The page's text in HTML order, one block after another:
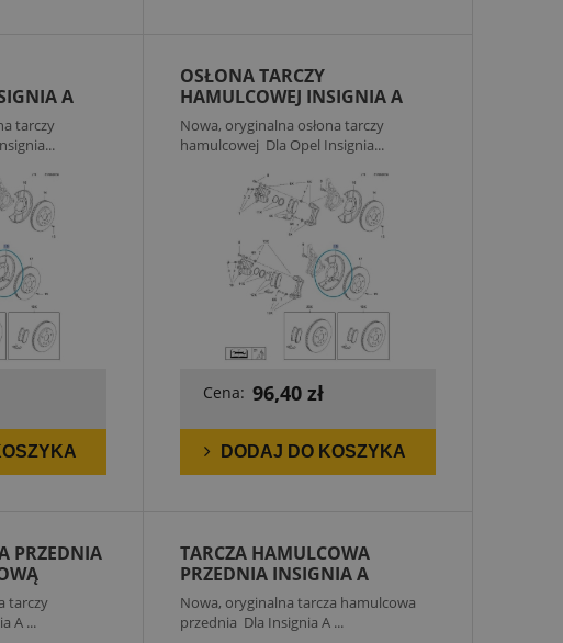
A
tarczy
OSŁONA TARCZY
HAMULCOWEJ INSIGNIA A
Nowa, oryginalna osłona tarczy
hamulcowej Dla Opel Insignia...
Cena: 96,40 zł
DODAJ DO KOSZYKA
PRZEDNIA
tarczy
A ...
TARCZA HAMULCOWA
PRZEDNIA INSIGNIA A
Nowa, oryginalna tarcza hamulcowa
przednia Dla Insignia A ...